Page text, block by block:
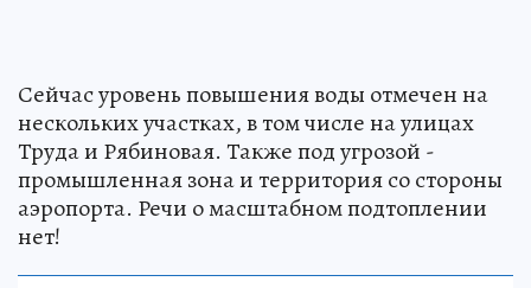
Сейчас уровень повышения воды отмечен на
нескольких участках, в том числе на улицах
Труда и Рябиновая. Также под угрозой -
промышленная зона и территория со стороны
аэропорта. Речи о масштабном подтоплении
нет!